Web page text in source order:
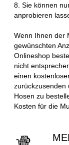
8. Sie können
anprobieren
Wenn Ihnen der
gewünschten
Onlineshop
nicht
einen
zurückzusenden
Hosen zu
Kosten für die